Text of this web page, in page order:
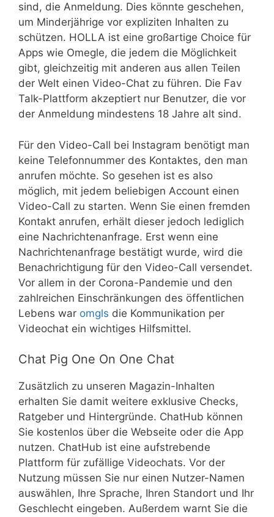
sind, die Anmeldung. Dies könnte geschehen,
um Minderjährige vor expliziten Inhalten zu
schützen. HOLLA ist eine großartige Choice für
Apps wie Omegle, die jedem die Möglichkeit
gibt, gleichzeitig mit anderen aus allen Teilen
der Welt einen Video-Chat zu führen. Die Fav
Talk-Plattform akzeptiert nur Benutzer, die vor
der Anmeldung mindestens 18 Jahre alt sind.
Für den Video-Call bei Instagram benötigt man
keine Telefonnummer des Kontaktes, den man
anrufen möchte. So gesehen ist es also
möglich, mit jedem beliebigen Account einen
Video-Call zu starten. Wenn Sie einen fremden
Kontakt anrufen, erhält dieser jedoch lediglich
eine Nachrichtenanfrage. Erst wenn eine
Nachrichtenanfrage bestätigt wurde, wird die
Benachrichtigung für den Video-Call versendet.
Vor allem in der Corona-Pandemie und den
zahlreichen Einschränkungen des öffentlichen
Lebens war omgls die Kommunikation per
Videochat ein wichtiges Hilfsmittel.
Chat Pig One On One Chat
Zusätzlich zu unseren Magazin-Inhalten
erhalten Sie damit weitere exklusive Checks,
Ratgeber und Hintergründe. ChatHub können
Sie kostenlos über die Webseite oder die App
nutzen. ChatHub ist eine aufstrebende
Plattform für zufällige Videochats. Vor der
Nutzung müssen Sie nur einen Nutzer-Namen
auswählen, Ihre Sprache, Ihren Standort und Ihr
Geschlecht eingeben. Außerdem warnt Sie die